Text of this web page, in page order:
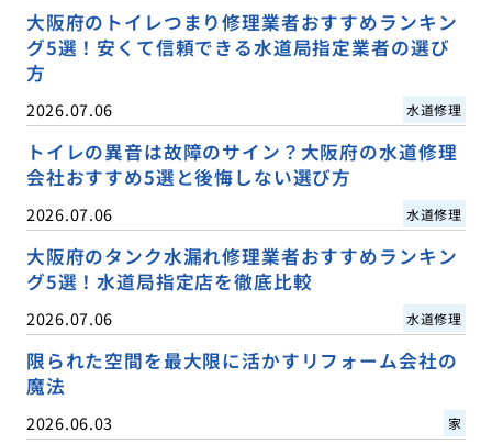
大阪府のトイレつまり修理業者おすすめランキン
グ5選！安くて信頼できる水道局指定業者の選び
方
2026.07.06 水道修理
トイレの異音は故障のサイン？大阪府の水道修理
会社おすすめ5選と後悔しない選び方
2026.07.06 水道修理
大阪府のタンク水漏れ修理業者おすすめランキン
グ5選！水道局指定店を徹底比較
2026.07.06 水道修理
限られた空間を最大限に活かすリフォーム会社の
魔法
2026.06.03 家